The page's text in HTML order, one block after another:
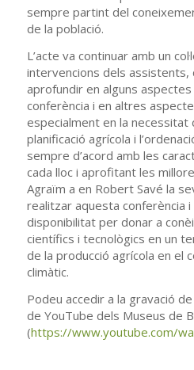
sempre partint del
de la població.
L’acte va continuar amb un
intervencions dels assistents,
aprofundir en alguns
conferència i en altres
especialment en la necessitat
planificació agrícola i
sempre d’acord amb les
cada lloc i aprofitant les
Agraïm a en Robert Savé la
realitzar aquesta conferència i
disponibilitat per donar a
científics i tecnològics en un
de la producció agrícola en el
climàtic.
Podeu accedir a la gravació
de YouTube dels Museus de
(https://www.youtube.com/